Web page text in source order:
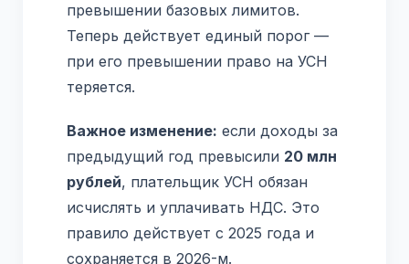
превышении базовых лимитов.
Теперь действует единый порог —
при его превышении право на УСН
теряется.
Важное изменение: если доходы за
предыдущий год превысили 20 млн
рублей, плательщик УСН обязан
исчислять и уплачивать НДС. Это
правило действует с 2025 года и
сохраняется в 2026-м.